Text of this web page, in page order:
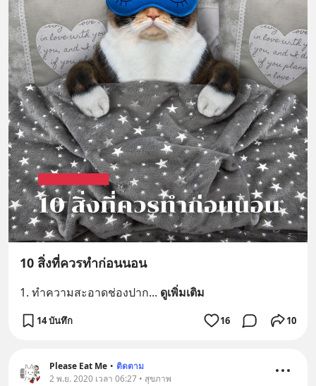
10 สิ่งที่ควรทำก่อนนอน
1. ทำความสะอาดช่องปาก... ดูเพิ่มเติม
14 บันทึก 16 10
Please Eat Me • ติดตาม
2 พ.ย. 2020 เวลา 06:27 • สุขภาพ